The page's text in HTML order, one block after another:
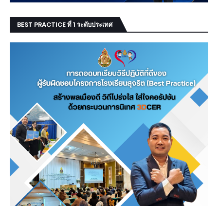
BEST PRACTICE ที่ 1 ระดับประเทศ